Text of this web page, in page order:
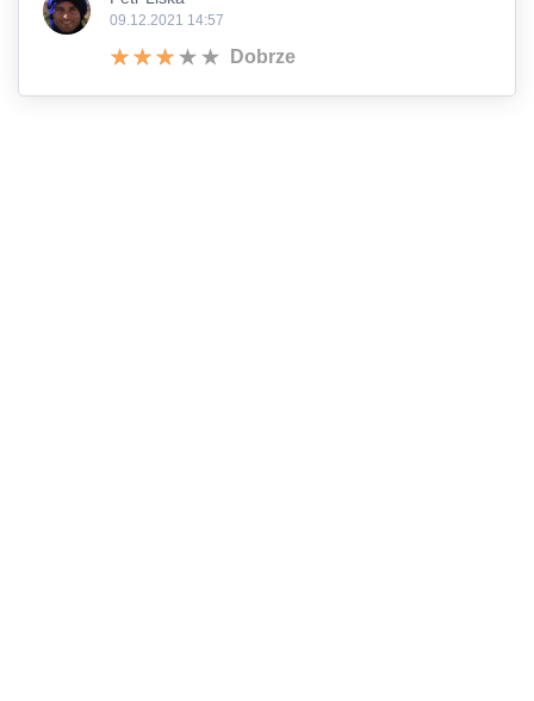
09.12.2021 14:57
Dobrze